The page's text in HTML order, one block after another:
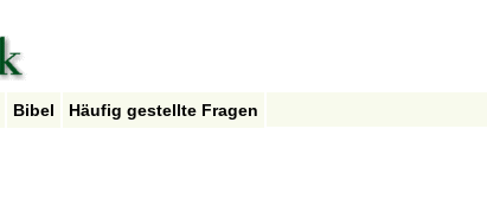
Bibel Häufig gestellte Fragen